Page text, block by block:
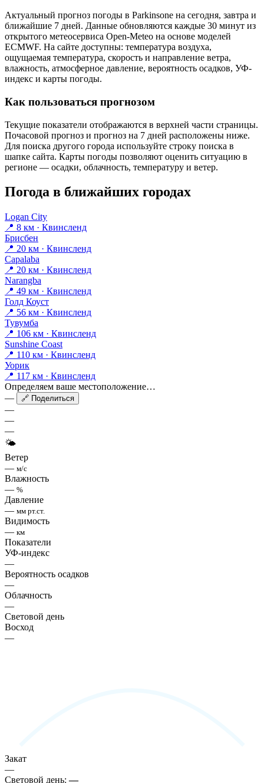
Актуальный прогноз погоды в Parkinsonе на сегодня, завтра и
ближайшие 7 дней. Данные обновляются каждые 30 минут из
открытого метеосервиса Open-Meteo на основе моделей
ECMWF. На сайте доступны: температура воздуха,
ощущаемая температура, скорость и направление ветра,
влажность, атмосферное давление, вероятность осадков, УФ-
индекс и карты погоды.
Как пользоваться прогнозом
Текущие показатели отображаются в верхней части страницы.
Почасовой прогноз и прогноз на 7 дней расположены ниже.
Для поиска другого города используйте строку поиска в
шапке сайта. Карты погоды позволяют оценить ситуацию в
регионе — осадки, облачность, температуру и ветер.
Погода в ближайших городах
Logan City
📍 8 км · Квинсленд
Брисбен
📍 20 км · Квинсленд
Capalaba
📍 20 км · Квинсленд
Narangba
📍 49 км · Квинсленд
Голд Коуст
📍 56 км · Квинсленд
Тувумба
📍 106 км · Квинсленд
Sunshine Coast
📍 110 км · Квинсленд
Уорик
📍 117 км · Квинсленд
Определяем ваше местоположение…
—
🔗 Поделиться
—
—
—
🌤
Ветер
— м/с
Влажность
— %
Давление
— мм рт.ст.
Видимость
— км
Показатели
УФ-индекс
—
Вероятность осадков
—
Облачность
—
Световой день
Восход
—
Закат
—
Световой день:—